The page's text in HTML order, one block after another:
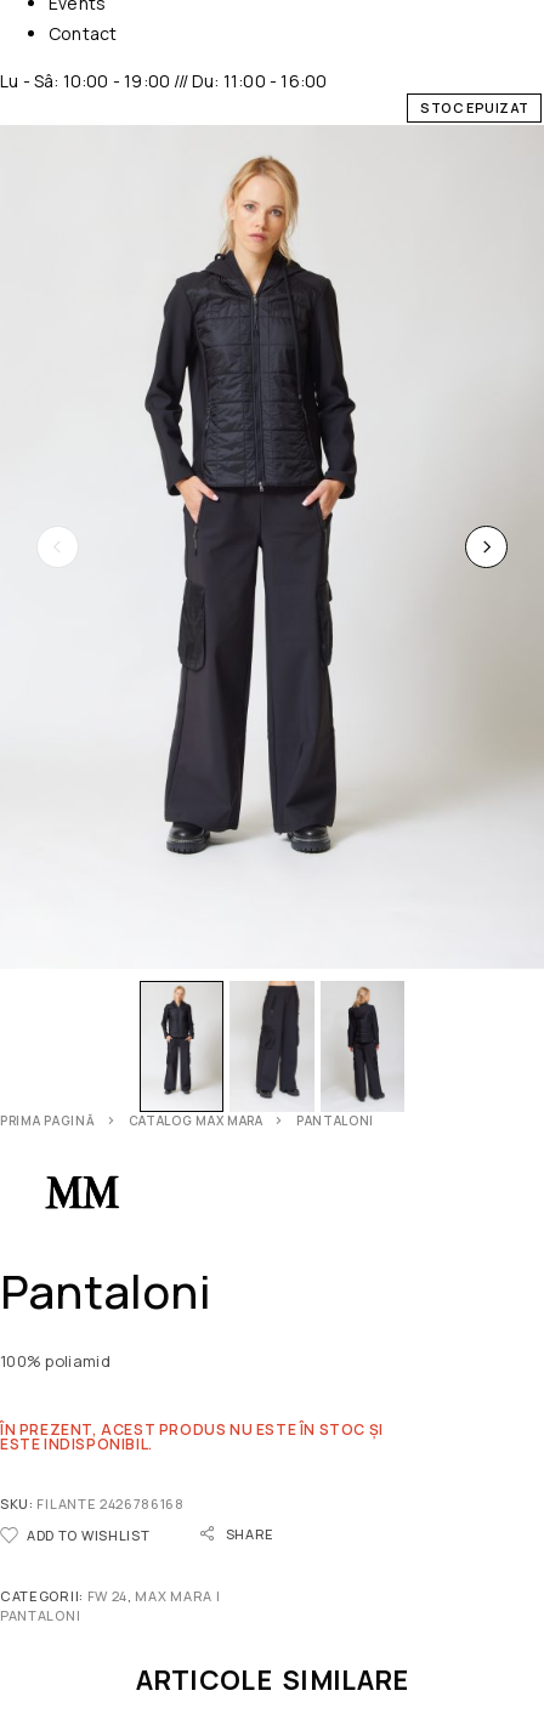
Contact
Lu - Sâ: 10:00 - 19:00 /// Du: 11:00 - 16:00
STOC EPUIZAT
PRIMA PAGINĂ CATALOG MAX MARA PANTALONI
Pantaloni
100% poliamid
ÎN PREZENT, ACEST PRODUS NU ESTE ÎN STOC ȘI
ESTE INDISPONIBIL.
SKU: FILANTE 2426786168
ADD TO WISHLIST
SHARE
CATEGORII: FW 24 MAX MARA |
PANTALONI
ARTICOLE SIMILARE